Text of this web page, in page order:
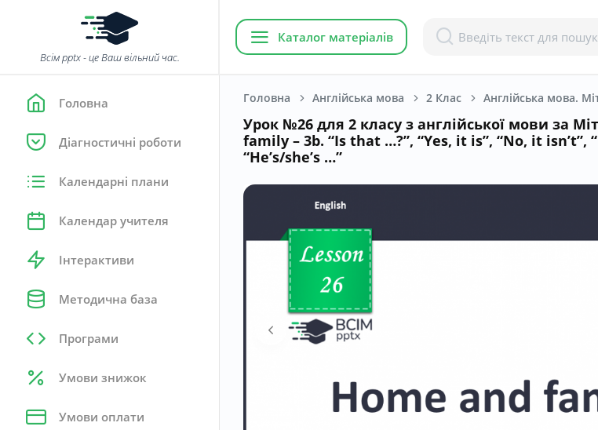
Всім pptx - це Ваш вільний час.
Головна
Діагностичні роботи
Календарні плани
Календар учителя
Інтерактиви
Методична база
Програми
Умови знижок
Умови оплати
Каталог матеріалів
Головна Англійська мова 2 Клас
Урок №26 для 2 класу з англійської мови за
family – 3b. “Is that …?”, “Yes, it is”, “No, it isn’t”,
“He’s/she’s …”